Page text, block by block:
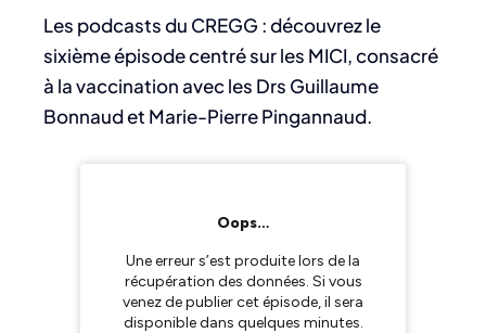
Les podcasts du CREGG : découvrez le
sixième épisode centré sur les MICI, consacré
à la vaccination avec les Drs Guillaume
Bonnaud et Marie-Pierre Pingannaud.